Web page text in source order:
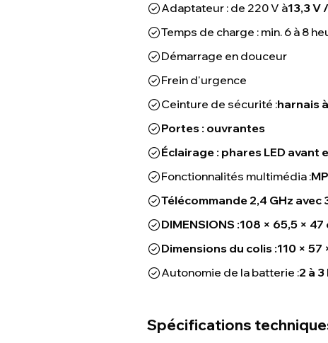
Adaptateur : de 220 V à13,3 V
Temps de charge : min. 6 à 8
Démarrage en douceur
Frein d'urgence
Ceinture de sécurité :harnais
Portes : ouvrantes
Éclairage : phares LED avant
Fonctionnalités multimédia :
Télécommande 2,4 GHz
DIMENSIONS :108 × 65,5 × 47
Dimensions du colis :110 × 57
Autonomie de la batterie :2 à
Spécifications